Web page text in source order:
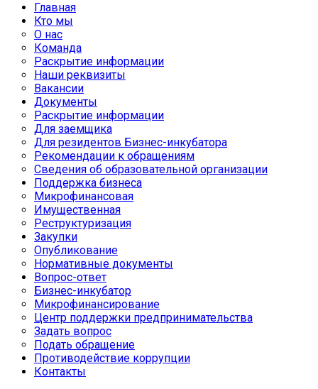
Главная
Кто мы
О нас
Команда
Раскрытие информации
Наши реквизиты
Вакансии
Документы
Раскрытие информации
Для заемщика
Для резидентов Бизнес-инкубатора
Рекомендации к обращениям
Сведения об образовательной организации
Поддержка бизнеса
Микрофинансовая
Имущественная
Реструктуризация
Закупки
Опубликование
Нормативные документы
Вопрос-ответ
Бизнес-инкубатор
Микрофинансирование
Центр поддержки предпринимательства
Задать вопрос
Подать обращение
Противодействие коррупции
Контакты